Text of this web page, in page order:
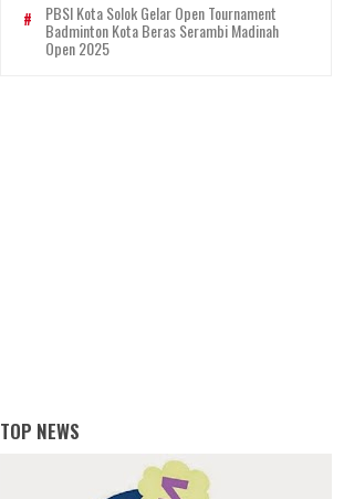
PBSI Kota Solok Gelar Open Tournament
Badminton Kota Beras Serambi Madinah
Open 2025
TOP NEWS